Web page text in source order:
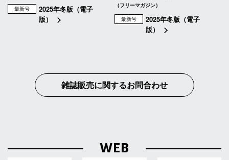
最新号
2025年冬版（電子
版）
（フリーマガジン）
最新号
2025年冬版（電子
版）
雑誌販売に関するお問合わせ
WEB